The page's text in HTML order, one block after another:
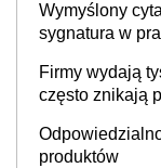
Wymyślony
sygnatura w
Firmy wydają
często znikają
produktów